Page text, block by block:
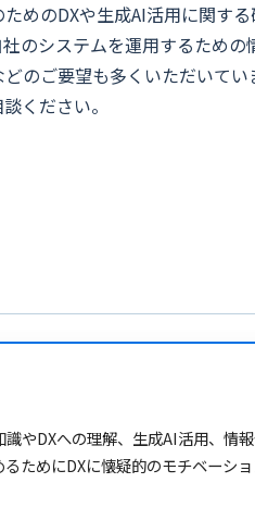
めのDXや生成AI活用に関す
のシステムを運用するための
のご要望も多くいただいてい
ください。
やDXへの理解、生成AI活用、情
ためにDXに懐疑的のモチベーショ